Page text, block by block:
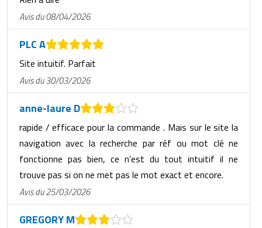
Avis du 08/04/2026
PLC A
Site intuitif. Parfait
Avis du 30/03/2026
anne-laure D
rapide / efficace pour la commande . Mais sur le site la
navigation avec la recherche par réf ou mot clé ne
fonctionne pas bien, ce n'est du tout intuitif il ne
trouve pas si on ne met pas le mot exact et encore.
Avis du 25/03/2026
GREGORY M